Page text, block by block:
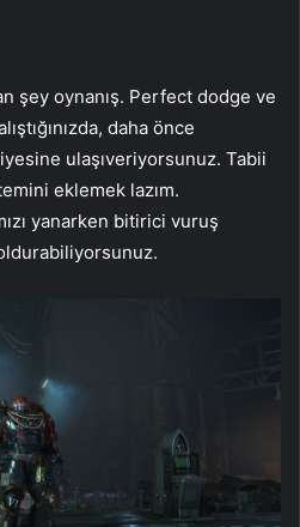
şey oynanış. Perfect dodge ve
daha önce
ulaşıveriyorsunuz. Tabii
eklemek lazım.
yanarken bitirici vuruş